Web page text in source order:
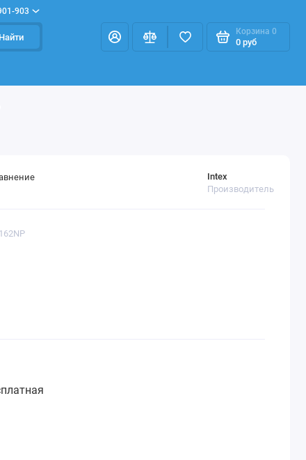
903
Найти
Корзина 0
0 руб
Intex
Производитель